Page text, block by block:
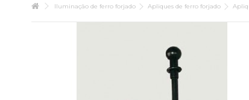
Iluminação de ferro forjado Apliques de ferro forjado